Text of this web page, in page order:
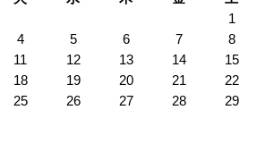
1
4 5 6 7
8
11 12 13 14
15
18 19 20 21
22
25 26 27 28
29